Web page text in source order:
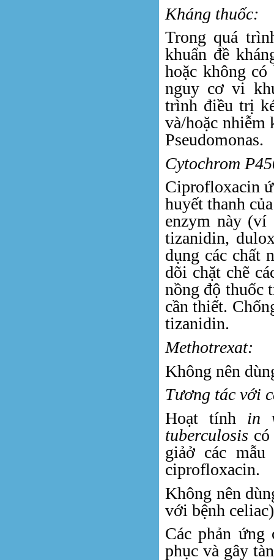
Kháng thuốc:
Trong quá
khuẩn đề
hoặc không
nguy cơ vi
trình điều trị
và/hoặc nhiễm
Pseudomonas.
Cytochrom
Ciprofloxacin
huyết thanh
enzym này (ví
tizanidin,
dụng các chất
dõi chặt chẽ
nồng độ thuốc
cần thiết.
tizanidin.
Methotrexat:
Không nên
Tương tác với
Hoạt tính in
tuberculosis
giảở các mẫu
ciprofloxacin.
Không nên
với bệnh
Các phản
phục và gây